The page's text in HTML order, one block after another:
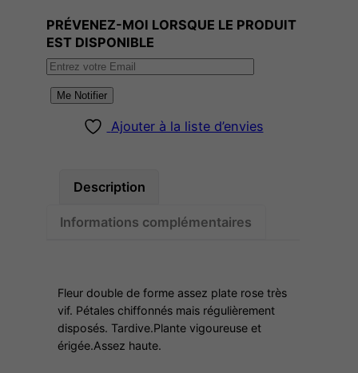
t
i
t
é
PRÉVENEZ-MOI LORSQUE LE PRODUIT
EST DISPONIBLE
Me Notifier
Ajouter à la liste d’envies
Description
Informations complémentaires
Fleur double de forme assez plate rose très
vif. Pétales chiffonnés mais régulièrement
disposés. Tardive.Plante vigoureuse et
érigée.Assez haute.